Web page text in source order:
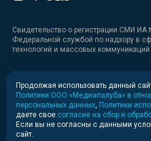
Свидетельство о регистрации СМИ
Федеральной службой по надзору в
технологий и массовых
Медиакит
Медиакит для печати
Политика конфиденциальности
Продолжая использовать данный
Политики ООО «Медиапалуба» в
персональных данных Политики
даете свое согласие на сбор и
Если вы не согласны с данными
сайт.